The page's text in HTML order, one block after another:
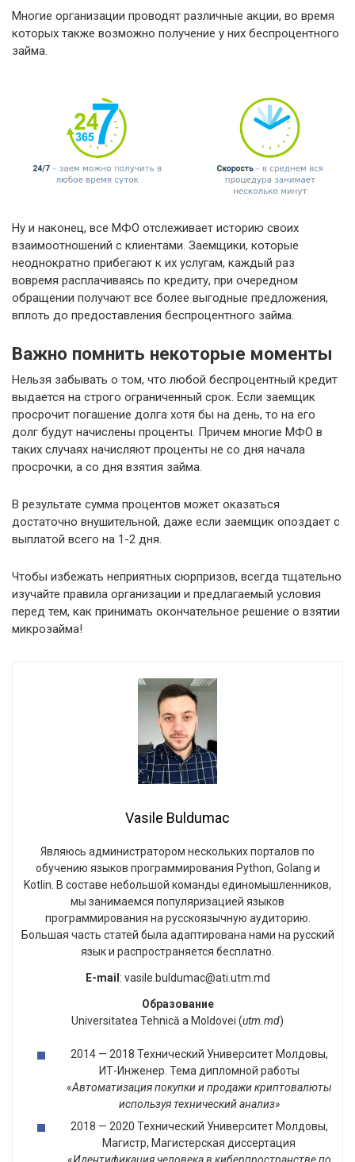
Многие организации проводят различные акции, во время
которых также возможно получение у них беспроцентного
займа.
Ну и наконец, все МФО отслеживает историю своих
взаимоотношений с клиентами. Заемщики, которые
неоднократно прибегают к их услугам, каждый раз
вовремя расплачиваясь по кредиту, при очередном
обращении получают все более выгодные предложения,
вплоть до предоставления беспроцентного займа.
Важно помнить некоторые моменты
Нельзя забывать о том, что любой беспроцентный кредит
выдается на строго ограниченный срок. Если заемщик
просрочит погашение долга хотя бы на день, то на его
долг будут начислены проценты. Причем многие МФО в
таких случаях начисляют проценты не со дня начала
просрочки, а со дня взятия займа.
В результате сумма процентов может оказаться
достаточно внушительной, даже если заемщик опоздает с
выплатой всего на 1-2 дня.
Чтобы избежать неприятных сюрпризов, всегда тщательно
изучайте правила организации и предлагаемый условия
перед тем, как принимать окончательное решение о взятии
микрозайма!
Vasile Buldumac
Являюсь администратором нескольких порталов по
обучению языков программирования Python, Golang и
Kotlin. В составе небольшой команды единомышленников,
мы занимаемся популяризацией языков
программирования на русскоязычную аудиторию.
Большая часть статей была адаптирована нами на русский
язык и распространяется бесплатно.
E-mail : vasile.buldumac@ati.utm.md
Образование
Universitatea Tehnică a Moldovei (utm.md)
2014 — 2018 Технический Университет Молдовы,
ИТ-Инженер. Тема дипломной работы
«Автоматизация покупки и продажи криптовалюты
используя технический анализ»
2018 — 2020 Технический Университет Молдовы,
Магистр, Магистерская диссертация